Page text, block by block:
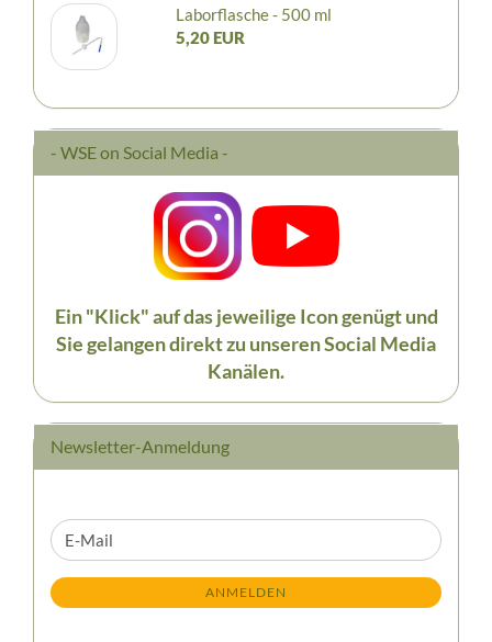
Laborflasche - 500 ml
5,20 EUR
- WSE on Social Media -
Ein "Klick" auf das jeweilige Icon genügt und
Sie gelangen direkt zu unseren Social Media
Kanälen.
Newsletter-Anmeldung
WEITER
ZUR
NEWSLETTER-
ANMELDUNG
E-
Mail
ANMELDEN